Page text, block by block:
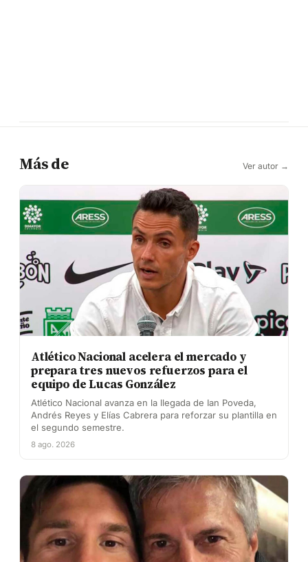
Más de Ver autor →
Atlético Nacional acelera el mercado y
prepara tres nuevos refuerzos para el
equipo de Lucas González
Atlético Nacional avanza en la llegada de Ian Poveda,
Andrés Reyes y Elías Cabrera para reforzar su plantilla en
el segundo semestre.
8 ago. 2026